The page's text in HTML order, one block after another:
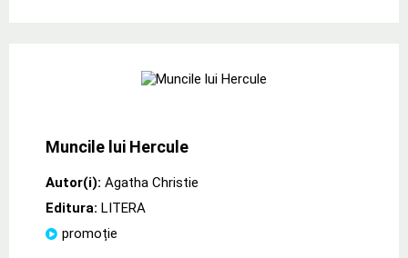
Muncile lui Hercule
Autor(i): Agatha Christie
Editura: LITERA
promoție